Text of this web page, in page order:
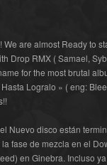
are almost Ready to
Drop RMX ( Samael,
for the most brutal
Logralo » ( eng:
Nuevo disco están
fase de mezcla en el
en Ginebra. Incluso